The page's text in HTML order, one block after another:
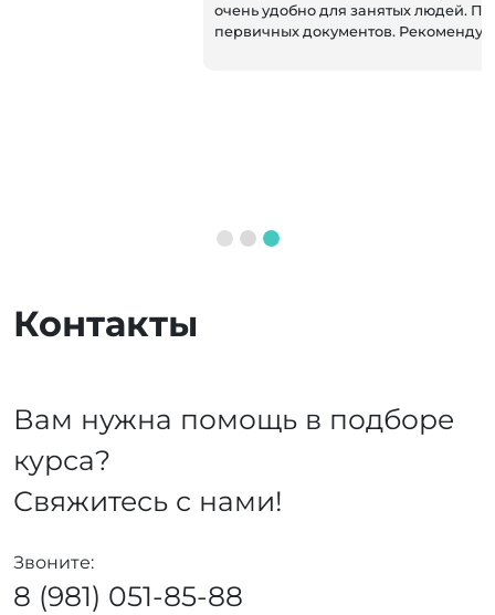
очень удобно для занятых людей. Помогли со сбором
первичных документов. Рекомендую всем!
Контакты
Вам нужна помощь в подборе
курса?
Свяжитесь с нами!
Звоните:
8 (981) 051-85-88